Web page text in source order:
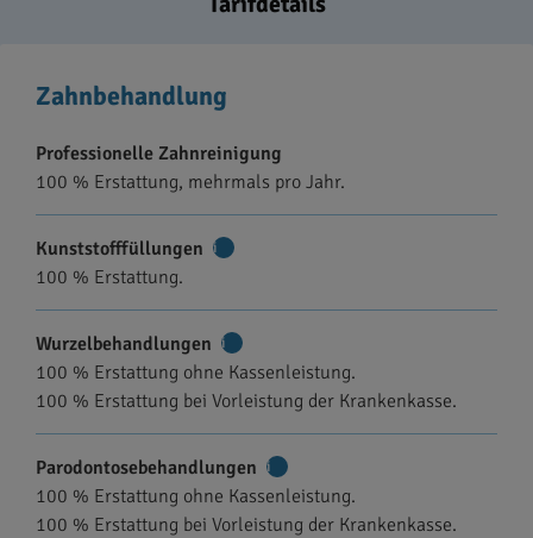
Zahnbehandlung
Professionelle Zahnreinigung
100 % Erstattung, mehrmals pro Jahr.
Kunststofffüllungen
100 % Erstattung.
Wurzelbehandlungen
Informationen
100 % Erstattung ohne Kassenleistung.
100 % Erstattung bei Vorleistung der Krankenkasse.
Parodontosebehandlungen
Informationen
100 % Erstattung ohne Kassenleistung.
100 % Erstattung bei Vorleistung der Krankenkasse.